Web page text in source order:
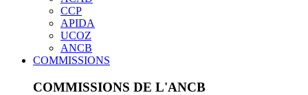
CCP
APIDA
UCOZ
ANCB
COMMISSIONS
COMMISSIONS DE L'ANCB